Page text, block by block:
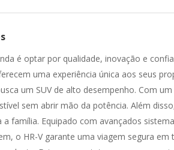
é optar por qualidade, inovação e
uma experiência única aos seus
um SUV de alto desempenho. Com
sem abrir mão da potência. Além
família. Equipado com avançados
o HR-V garante uma viagem segura